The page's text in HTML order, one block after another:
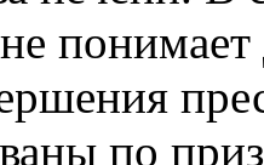
по